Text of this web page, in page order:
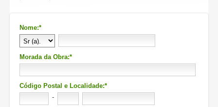
Nome:*
Morada da Obra:*
Código Postal e Localidade:*
-